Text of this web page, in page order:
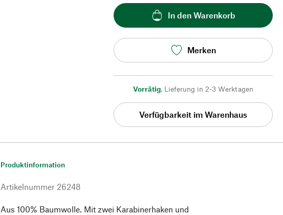
In den Warenkorb
Merken
Vorrätig, Lieferung in 2-3 Werktagen
Verfügbarkeit im Warenhaus
Produktinformation
Artikelnummer 26248
Aus 100% Baumwolle. Mit zwei Karabinerhaken und